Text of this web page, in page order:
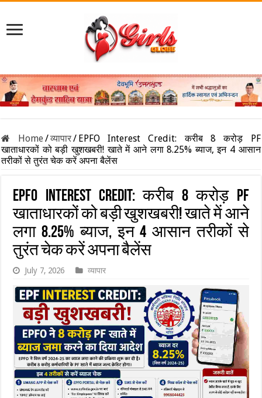
Home/व्यापार/ EPFO Interest Credit: करीब 8 करोड़ PF
खाताधारकों को बड़ी खुशखबरी! खाते में आने लगा 8.25% ब्याज, इन 4 आसान
तरीकों से तुरंत चेक करें अपना बैलेंस
EPFO Interest Credit: करीब 8 करोड़ PF
खाताधारकों को बड़ी खुशखबरी! खाते में आने
लगा 8.25% ब्याज, इन 4 आसान तरीकों से
तुरंत चेक करें अपना बैलेंस
July 7, 2026 व्यापार